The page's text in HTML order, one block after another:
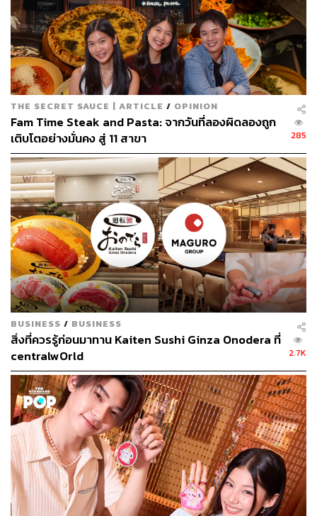
การซ่อน เมื่อหนีไม่ได้ ให้เข้าไปในห้องใดห้องหนึ่ง ปิดประตู
หาของขวางประตู ปิดเสียงโทรศัพท์ ปิดไฟ ทำตัวให้เงียบ และ
หมอบต่ำสุดที่สุด ถ้าซ่อนรวมกันให้แบ่งหน้าที่โดยจำลองหาก
คนร้ายเข้ามา ใครจะมีหน้าที่อะไร เช่น คนนี้อาจจะถือเก้าอี้
เพื่อเตรียมสู้ อีกคนช่วยกันกั้นประตูไว้ และอีกคนอาจจะมอง
หาทางสำรอง
สู้ ในส่วนนี้ตำรวจอยากให้เป็นทางเลือกสุดท้ายของ
ประชาชน ขอให้เป็นเหตุที่จำเป็นจริงๆ ถึงจะสู้กับผู้ก่อเหตุ
และขอให้ทุกคนร่วมกันสู้
จากนั้นเจ้าหน้าที่ได้สาธิตโดยจำลองว่าหากกำลังหลบซ่อนตัว
อยู่ในห้องจะต้องเตรียมพร้อมและรับมืออย่างไร โดยให้เจ้า
หน้าที่รักษาความปลอดภัยเป็นผู้ที่เข้าร่วมสาธิต นอกจากนี้
ตำรวจยังได้สอนวิธีการวิ่งเพื่อหลบวิถีกระสุน ไม่ควรวิ่งใน
ลักษณะเส้นตรง แต่ควรวิ่งสลับไปมา
THE SECRET SAUCE | ARTICLE / OPINION
Fam Time Steak and Pasta: จากวันที่ลองผิดลองถูก
เติบโตอย่างมั่นคง สู่ 11 สาขา
285
BUSINESS / BUSINESS
สิ่งที่ควรรู้ก่อนมาทาน Kaiten Sushi Ginza Onodera ที่
centralwOrld
2.7K